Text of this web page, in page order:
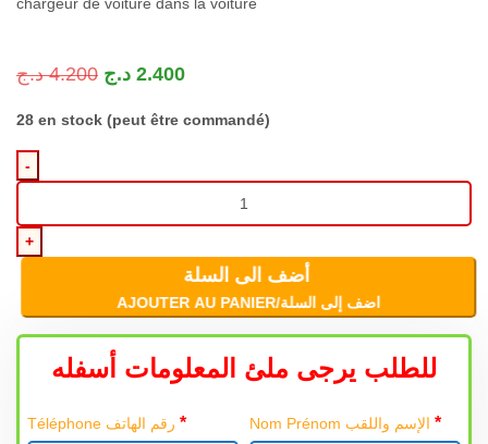
chargeur de voiture dans la voiture
4.200 د.ج 2.400 د.ج
28 en stock (peut être commandé)
أضف الى السلة
AJOUTER AU PANIER/اضف إلى السلة
للطلب يرجى ملئ المعلومات أسفله
Téléphone رقم الهاتف* *